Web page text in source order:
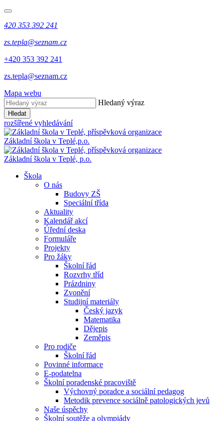
420 353 392 241
zs.tepla@seznam.cz
+420 353 392 241
zs.tepla@seznam.cz
Mapa webu
Hledaný výraz
Hledat
rozšířené vyhledávání
Základní škola v Teplé,p.o.
Základní škola v Teplé, p.o.
Škola
O nás
Budovy ZŠ
Speciální třída
Aktuality
Kalendář akcí
Úřední deska
Formuláře
Projekty
Pro žáky
Školní řád
Rozvrhy tříd
Prázdniny
Zvonění
Studijní materiály
Český jazyk
Matematika
Dějepis
Zeměpis
Pro rodiče
Školní řád
Povinné informace
E-podatelna
Školní poradenské pracoviště
Výchovný poradce a sociální pedagog
Metodik prevence sociálně patologických jevů
Naše úspěchy
Školní soutěže a olympiády